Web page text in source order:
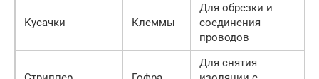
Кусачки Клеммы
Для обрезки и
соединения
проводов
Для снятия